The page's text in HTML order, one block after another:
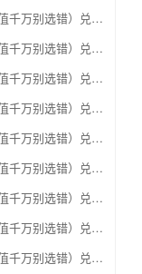
移动充值卡（面值千万别选错）兑换汇元智付卡
移动充值卡（面值千万别选错）兑换携程任我行
移动充值卡（面值千万别选错）兑换中欣卡(中欣通卡)
移动充值卡（面值千万别选错）兑换盛大一卡通
移动充值卡（面值千万别选错）兑换网易一卡通
移动充值卡（面值千万别选错）兑换天宏一卡通（易冲天宏卡）
移动充值卡（面值千万别选错）兑换巨人一卡通(征途卡)
移动充值卡（面值千万别选错）兑换美团礼品卡
移动充值卡（面值千万别选错）兑换(百联卡)联华ok卡